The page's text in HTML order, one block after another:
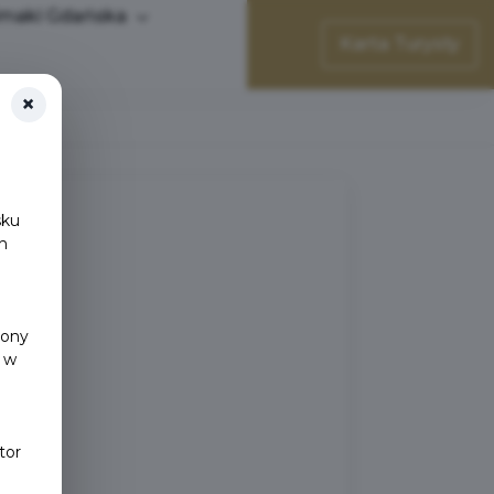
Gdańska
Karta Turysty
×
w